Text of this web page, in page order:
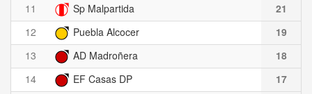
11
Sp Malpartida
21
12
Puebla Alcocer
19
13
AD Madroñera
18
14
EF Casas DP
17